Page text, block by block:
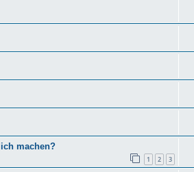
machen?
1 2 3